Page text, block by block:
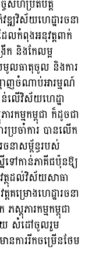
សហប្រតិបត្តិ
ឍវិស័យហេដ្ឋារចនា
ដែលកំពុងអនុវត្តពាក់
ក និងកែលម្អ
មូលធាតុចូល និងការ
ាញចំណាប់អារម្មណ៍
លើវិស័យហេដ្ឋា
រកម្មកម្ពុជា ក៏ដូចជា
ប្រចាំការ បានលើក
នាសម្ព័ន្ធរបស់
ៅកាន់ភាគីជប៉ុនឱ្យ
វត្ថុដល់វិស័យសាធា
ម្រោងហេដ្ឋារចនា
ស្តុភារកម្មកម្ពុជា
យ សំដៅចូលរួម
នការរីកចម្រើនថែម